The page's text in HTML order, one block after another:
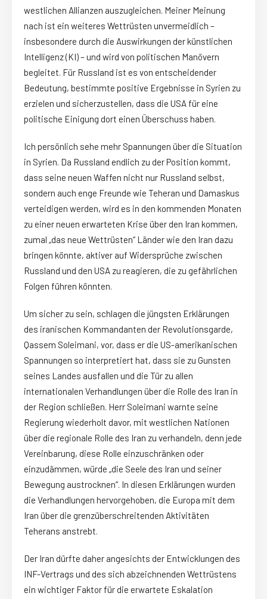
westlichen Allianzen auszugleichen. Meiner Meinung
nach ist ein weiteres Wettrüsten unvermeidlich –
insbesondere durch die Auswirkungen der künstlichen
Intelligenz (KI) – und wird von politischen Manövern
begleitet. Für Russland ist es von entscheidender
Bedeutung, bestimmte positive Ergebnisse in Syrien zu
erzielen und sicherzustellen, dass die USA für eine
politische Einigung dort einen Überschuss haben.
Ich persönlich sehe mehr Spannungen über die Situation
in Syrien. Da Russland endlich zu der Position kommt,
dass seine neuen Waffen nicht nur Russland selbst,
sondern auch enge Freunde wie Teheran und Damaskus
verteidigen werden, wird es in den kommenden Monaten
zu einer neuen erwarteten Krise über den Iran kommen,
zumal „das neue Wettrüsten“ Länder wie den Iran dazu
bringen könnte, aktiver auf Widersprüche zwischen
Russland und den USA zu reagieren, die zu gefährlichen
Folgen führen könnten.
Um sicher zu sein, schlagen die jüngsten Erklärungen
des iranischen Kommandanten der Revolutionsgarde,
Qassem Soleimani, vor, dass er die US-amerikanischen
Spannungen so interpretiert hat, dass sie zu Gunsten
seines Landes ausfallen und die Tür zu allen
internationalen Verhandlungen über die Rolle des Iran in
der Region schließen. Herr Soleimani warnte seine
Regierung wiederholt davor, mit westlichen Nationen
über die regionale Rolle des Iran zu verhandeln, denn jede
Vereinbarung, diese Rolle einzuschränken oder
einzudämmen, würde „die Seele des Iran und seiner
Bewegung austrocknen“. In diesen Erklärungen wurden
die Verhandlungen hervorgehoben, die Europa mit dem
Iran über die grenzüberschreitenden Aktivitäten
Teherans anstrebt.
Der Iran dürfte daher angesichts der Entwicklungen des
INF-Vertrags und des sich abzeichnenden Wettrüstens
ein wichtiger Faktor für die erwartete Eskalation